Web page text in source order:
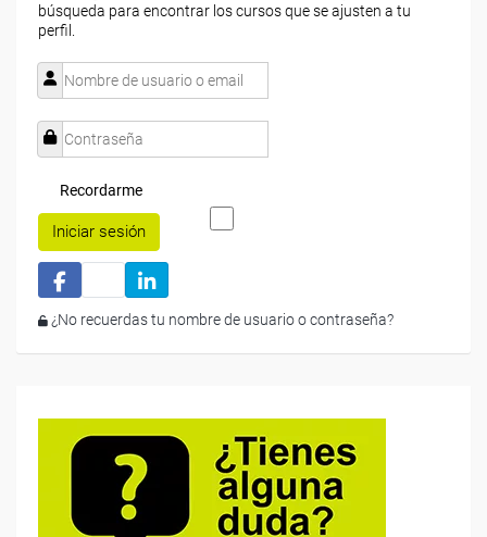
búsqueda para encontrar los cursos que se ajusten a tu
perfil.
Recordarme
Iniciar sesión
¿No recuerdas tu nombre de usuario o contraseña?